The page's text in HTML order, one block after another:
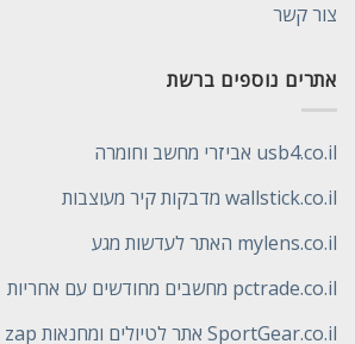
צור קשר
אתרים נוספים ברשת
usb4.co.il אביזרי מחשב וחומרה
wallstick.co.il מדבקות קיר מעוצבות
mylens.co.il האתר לעדשות מגע
pctrade.co.il מחשבים מחודשים עם אחריות
SportGear.co.il אתר לטיולים ומחנאות zap